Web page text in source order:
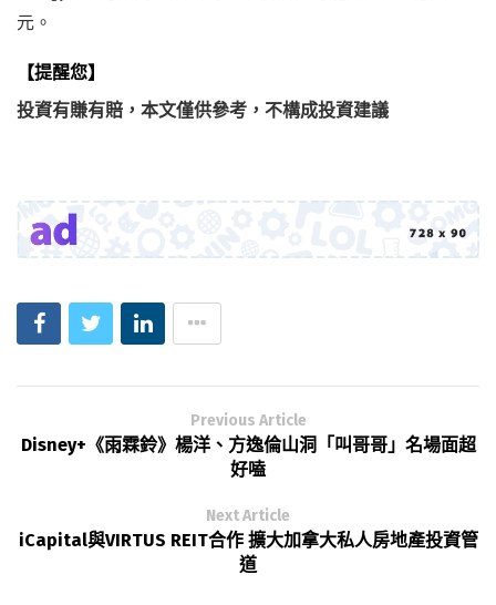
元。
【提醒您】
投資有賺有賠，本文僅供參考，不構成投資建議
Previous Article
Disney+《雨霖鈴》楊洋、方逸倫山洞「叫哥哥」名場面超
好嗑
Next Article
iCapital與VIRTUS REIT合作 擴大加拿大私人房地產投資管
道